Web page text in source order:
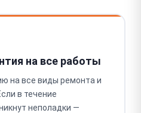
на все работы
на все виды ремонта и
в течение
неполадки —